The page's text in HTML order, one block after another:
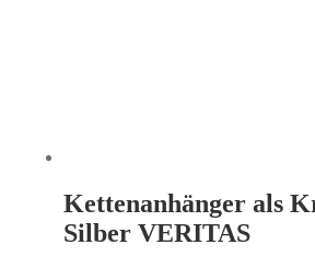
Kettenanhänger als
Silber VERITAS